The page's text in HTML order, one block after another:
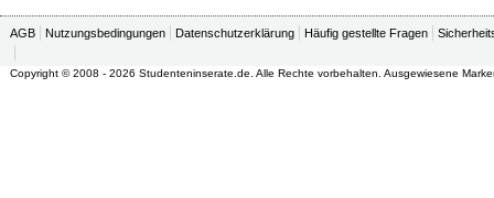
AGB Nutzungsbedingungen Datenschutzerklärung Häufig gestellte Fragen
Copyright © 2008 - 2026 Studenteninserate.de. Alle Rechte vorbehalten. Ausgewiesene